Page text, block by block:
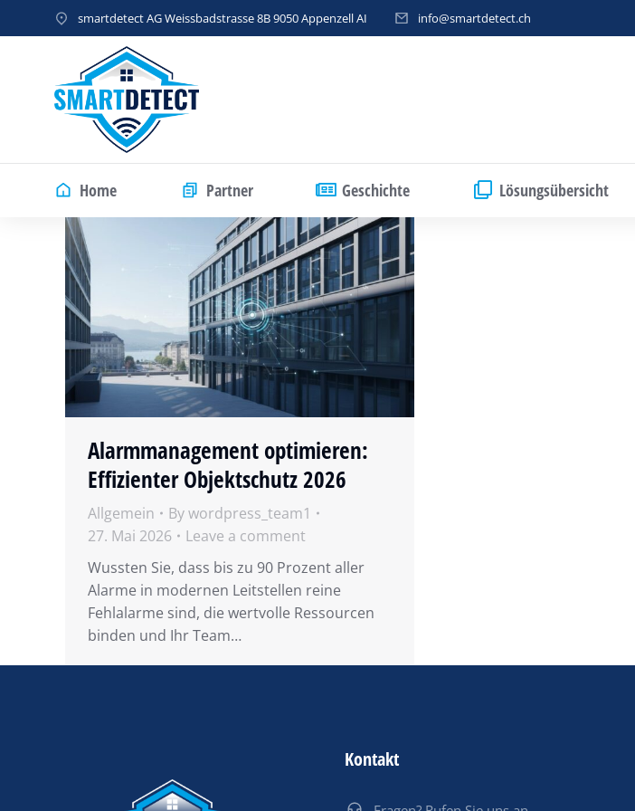
smartdetect AG Weissbadstrasse 8B 9050 Appenzell AI info@smartdetect.ch
Home Partner Geschichte Lösungsübersicht
Alarmmanagement optimieren:
Effizienter Objektschutz 2026
Allgemein Bywordpress_team1
27. Mai 2026
Leave a comment
Wussten Sie, dass bis zu 90 Prozent aller
Alarme in modernen Leitstellen reine
Fehlalarme sind, die wertvolle Ressourcen
binden und Ihr Team…
Kontakt